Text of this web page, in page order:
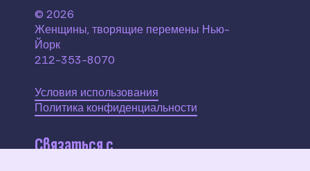
© 2026
Женщины, творящие перемены Нью-
Йорк
212-353-8070
Условия использования
Политика конфиденциальности
Связаться с